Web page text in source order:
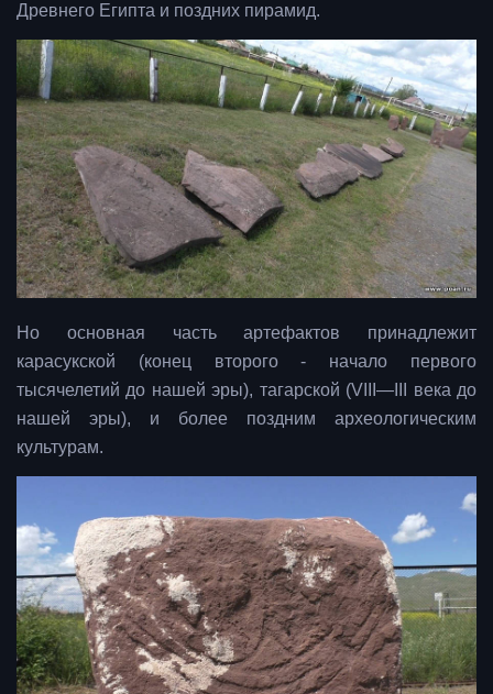
Древнего Египта и поздних пирамид.
Но основная часть артефактов принадлежит
карасукской (конец второго - начало первого
тысячелетий до нашей эры), тагарской (VIII—III века до
нашей эры), и более поздним археологическим
культурам.